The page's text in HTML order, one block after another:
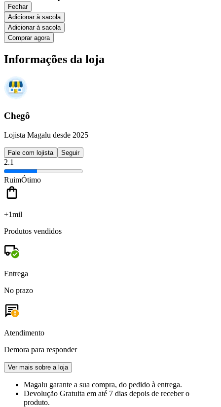
Fechar
Adicionar à sacola
Adicionar à sacola
Comprar agora
Informações da loja
Chegô
Lojista Magalu desde 2025
Fale com lojista Seguir
2.1
RuimÓtimo
+1mil
Produtos vendidos
Entrega
No prazo
Atendimento
Demora para responder
Ver mais sobre a loja
Magalu garante a sua compra, do pedido à entrega.
Devolução Gratuita em até 7 dias depois de receber o
produto.